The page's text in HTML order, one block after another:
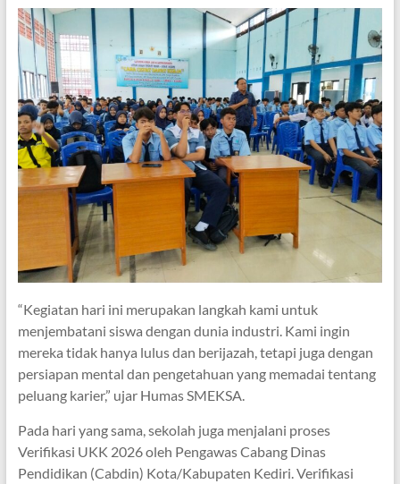
“Kegiatan hari ini merupakan langkah kami untuk
menjembatani siswa dengan dunia industri. Kami ingin
mereka tidak hanya lulus dan berijazah, tetapi juga dengan
persiapan mental dan pengetahuan yang memadai tentang
peluang karier,” ujar Humas SMEKSA.
Pada hari yang sama, sekolah juga menjalani proses
Verifikasi UKK 2026 oleh Pengawas Cabang Dinas
Pendidikan (Cabdin) Kota/Kabupaten Kediri. Verifikasi